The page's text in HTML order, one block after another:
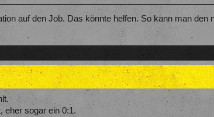
auf den Job. Das könnte helfen. So kann man
eher sogar ein 0:1.